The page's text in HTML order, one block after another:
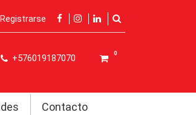
Registrarse
+576019187070 0
Contacto